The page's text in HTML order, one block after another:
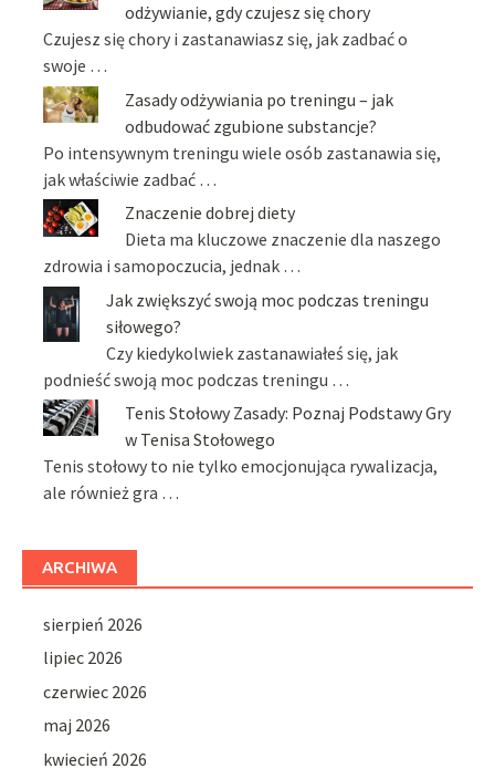
odżywianie, gdy czujesz się chory
Czujesz się chory i zastanawiasz się, jak zadbać o
swoje …
Zasady odżywiania po treningu – jak
odbudować zgubione substancje?
Po intensywnym treningu wiele osób zastanawia się,
jak właściwie zadbać …
Znaczenie dobrej diety
Dieta ma kluczowe znaczenie dla naszego
zdrowia i samopoczucia, jednak …
Jak zwiększyć swoją moc podczas treningu
siłowego?
Czy kiedykolwiek zastanawiałeś się, jak
podnieść swoją moc podczas treningu …
Tenis Stołowy Zasady: Poznaj Podstawy Gry
w Tenisa Stołowego
Tenis stołowy to nie tylko emocjonująca rywalizacja,
ale również gra …
ARCHIWA
sierpień 2026
lipiec 2026
czerwiec 2026
maj 2026
kwiecień 2026